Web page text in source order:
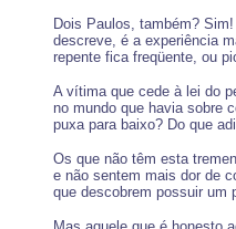
Dois Paulos, também?
descreve, é a experiência
repente fica freqüente, ou
A vítima que cede à lei do
no mundo que havia sobre
puxa para baixo? Do que
Os que não têm esta
e não sentem mais dor de
que descobrem possuir um